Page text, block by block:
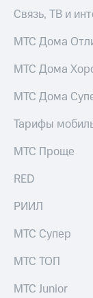
Связь, ТВ и
МТС Дома
МТС Дома
МТС Дома
Тарифы
МТС Проще
RED
РИИЛ
МТС Супер
МТС ТОП
МТС Junior